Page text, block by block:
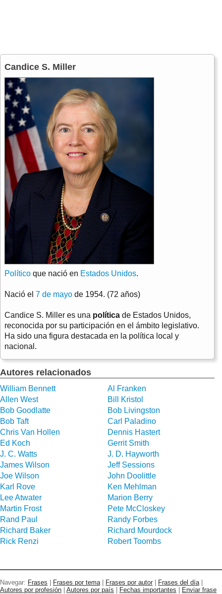
Candice S. Miller
Político que nació en Estados Unidos.
Nació el 7 de mayo de 1954. (72 años)
Candice S. Miller es una política de Estados Unidos,
reconocida por su participación en el ámbito legislativo.
Ha sido una figura destacada en la política local y
nacional.
Autores relacionados
William Bennett
Al Franken
Allen West
Bill Kristol
Bob Goodlatte
Bob Livingston
Bob Taft
Carl Paladino
Chris Van Hollen
Dennis Hastert
Ed Koch
Gerrit Smith
J. C. Watts
J. D. Hayworth
James Wilson
Jeff Sessions
Joe Wilson
John Doolittle
Karl Rove
Ken Mehlman
Lee Atwater
Marion Berry
Martin Frost
Pete McCloskey
Rand Paul
Randy Forbes
Richard Baker
Richard Mourdock
Rick Renzi
Robert Toombs
Navegar: Frases Frases por tema| Frases por autor Frases del día|
Autores por profesión
Autores por país Fechas importantes Enviar frase